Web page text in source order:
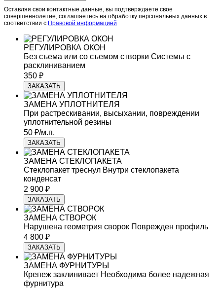
Оставляя свои контактные данные, вы подтверждаете свое
совершеннолетие, соглашаетесь на обработку персональных данных в
соответствии с Правовой информацией
РЕГУЛИРОВКА ОКОН
Без съема или со съемом створки Системы с
расклиниванием
350 ₽
ЗАКАЗАТЬ
ЗАМЕНА УПЛОТНИТЕЛЯ
При растрескивании, высыхании, повреждении
уплотнительной резины
50 ₽/м.п.
ЗАКАЗАТЬ
ЗАМЕНА СТЕКЛОПАКЕТА
Стеклопакет треснул Внутри стеклопакета
конденсат
2 900 ₽
ЗАКАЗАТЬ
ЗАМЕНА СТВОРОК
Нарушена геометрия сворок Поврежден профиль
4 800 ₽
ЗАКАЗАТЬ
ЗАМЕНА ФУРНИТУРЫ
Крепеж заклинивает Необходима более надежная
фурнитура